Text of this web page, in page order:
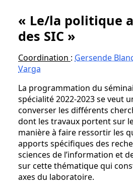
« Le/la politique
des SIC »
Coordination : Gersende
Varga
La programmation du
spécialité 2022-2023 se veut
converser les différents
dont les travaux portent sur
manière à faire ressortir les
apports spécifiques des
sciences de l’information et
sur cette thématique qui
axes du laboratoire.